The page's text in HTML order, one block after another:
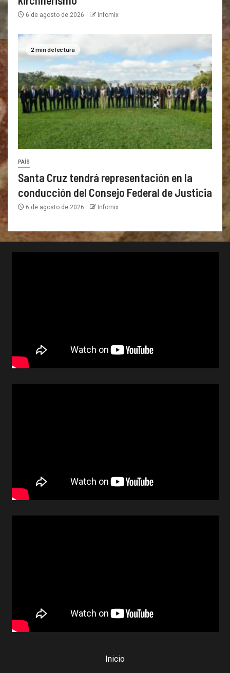
6 de agosto de 2026 Infomix
2 min de lectura
PAÍS
Santa Cruz tendrá representación en la
conducción del Consejo Federal de Justicia
6 de agosto de 2026 Infomix
Inicio